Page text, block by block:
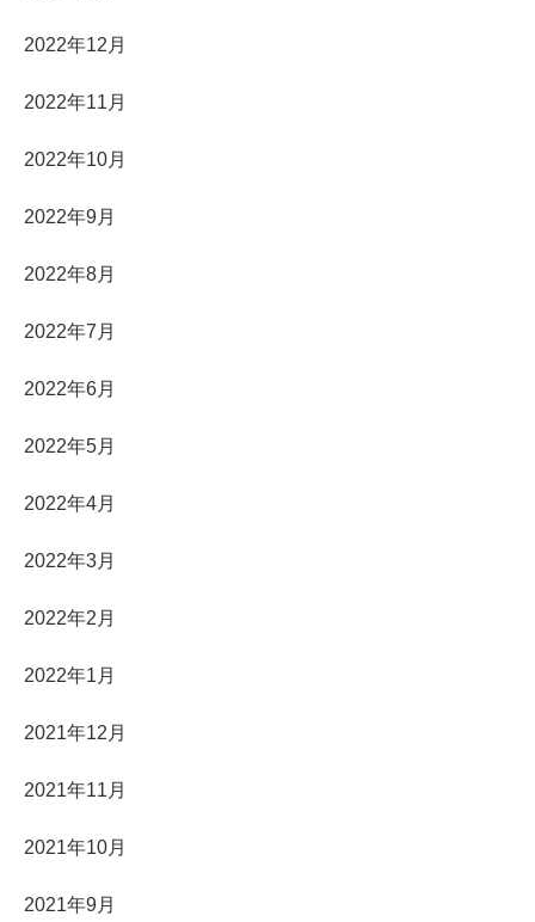
2022年12月
2022年11月
2022年10月
2022年9月
2022年8月
2022年7月
2022年6月
2022年5月
2022年4月
2022年3月
2022年2月
2022年1月
2021年12月
2021年11月
2021年10月
2021年9月